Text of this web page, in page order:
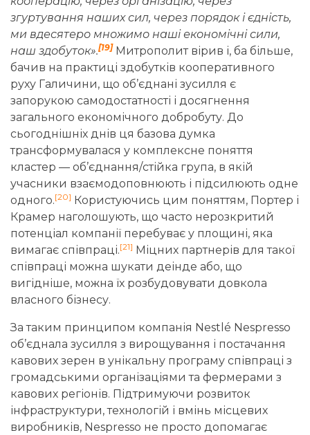
згуртування наших сил, через порядок і єдність,
ми вдесятеро множимо наші економічні сили,
наш здобуток».[19] Митрополит вірив і, ба більше,
бачив на практиці здобутків кооперативного
руху Галичини, що об’єднані зусилля є
запорукою самодостатності і досягнення
загального економічного добробуту. До
сьогоднішніх днів ця базова думка
трансформувалася у комплексне поняття
кластер — об’єднання/стійка група, в якій
учасники взаємодоповнюють і підсилюють одне
одного.[20] Користуючись цим поняттям, Портер і
Крамер наголошують, що часто нерозкритий
потенціал компанії перебуває у площині, яка
вимагає співпраці.[21] Міцних партнерів для такої
співпраці можна шукати деінде або, що
вигідніше, можна їх розбудовувати довкола
власного бізнесу.
За таким принципом компанія Nestlé Nespresso
об’єднала зусилля з вирощування і постачання
кавових зерен в унікальну програму співпраці з
громадськими організаціями та фермерами з
кавових регіонів. Підтримуючи розвиток
інфраструктури, технологій і вмінь місцевих
виробників, Nespresso не просто допомагає